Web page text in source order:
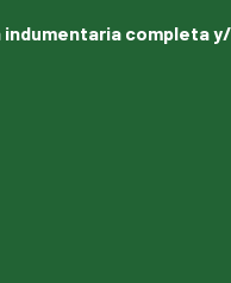
indumentaria completa